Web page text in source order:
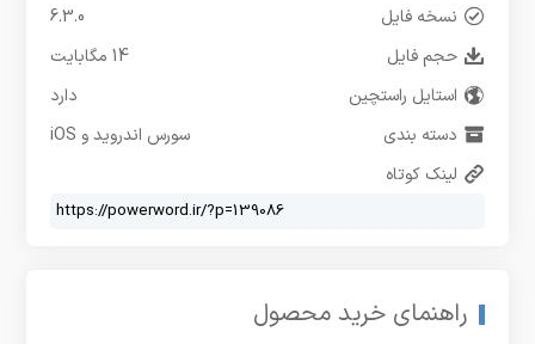
نسخه فایل
6.3.0
حجم فایل
14 مگابایت
استایل راستچین
دارد
دسته بندی
سورس اندروید و iOS
لینک کوتاه
راهنمای خرید محصول